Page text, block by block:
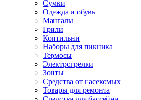
Сумки
Одежда и обувь
Мангалы
Грили
Коптильни
Наборы для пикника
Термосы
Электрогрелки
Зонты
Средства от насекомых
Товары для ремонта